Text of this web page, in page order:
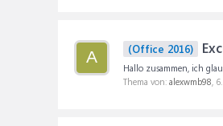
A (Office 2016)
Hallo zusammen, ich
Thema von: alexwmb98,